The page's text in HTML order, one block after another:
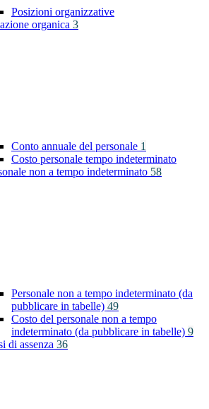
Posizioni organizzative
organica 3
Conto annuale del personale 1
Costo personale tempo indeterminato
non a tempo indeterminato 58
Personale non a tempo indeterminato (da
pubblicare in tabelle) 49
Costo del personale non a tempo
indeterminato (da pubblicare in tabelle) 9
di assenza 36